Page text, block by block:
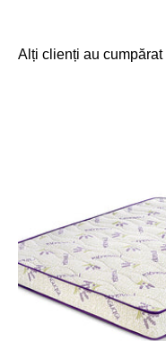
Alți clienți au cumpărat